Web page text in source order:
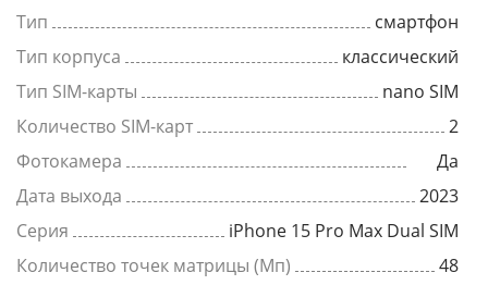
Тип
смартфон
Тип корпуса
классический
Тип SIM-карты
nano SIM
Количество SIM-карт
2
Фотокамера
Да
Дата выхода
2023
Серия
iPhone 15 Pro Max Dual SIM
Количество точек матрицы (Мп)
48